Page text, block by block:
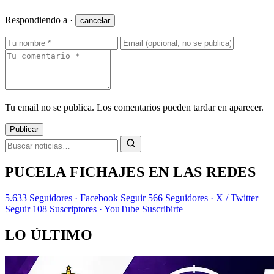
Respondiendo a · cancelar
Tu email no se publica. Los comentarios pueden tardar en aparecer.
Publicar
PUCELA FICHAJES EN LAS REDES
5.633 Seguidores · Facebook Seguir 566 Seguidores · X / Twitter
Seguir 108 Suscriptores · YouTube Suscribirte
LO ÚLTIMO